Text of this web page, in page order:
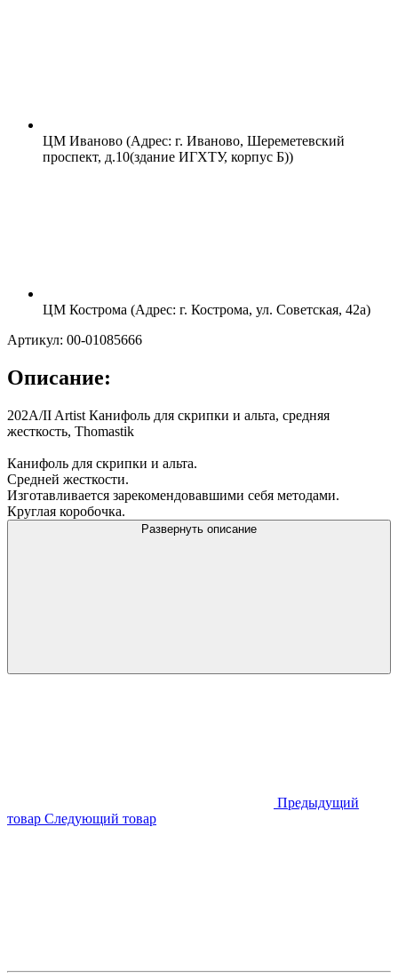
ЦМ Иваново (Адрес: г. Иваново, Шереметевский
проспект, д.10(здание ИГХТУ, корпус Б))
ЦМ Кострома (Адрес: г. Кострома, ул. Советская, 42а)
Артикул: 00-01085666
Описание:
202A/II Artist Канифоль для скрипки и альта, средняя
жесткость, Thomastik
Канифоль для скрипки и альта.
Средней жесткости.
Изготавливается зарекомендовавшими себя методами.
Круглая коробочка.
Развернуть описание
Предыдущий
товар Следующий товар